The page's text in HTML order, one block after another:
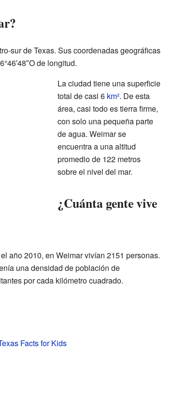
sur de Texas. Sus coordenadas geográficas
de longitud.
La ciudad tiene una superficie
total de casi 6 km². De esta
área, casi todo es tierra firme,
con solo una pequeña parte
de agua. Weimar se
encuentra a una altitud
promedio de 122 metros
sobre el nivel del mar.
¿Cuánta gente vive
año 2010, en Weimar vivían 2151 personas.
una densidad de población de
por cada kilómetro cuadrado.
Facts for Kids